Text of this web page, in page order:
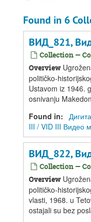
Found in 6
ВИД_821,
Collection —
Overview
političko-
Ustavom iz 1946.
osnivanju
Found in:
III / VID III Видео
ВИД_822,
Collection —
Overview
političko-
vlasti, 1968. u
ostajali su bez